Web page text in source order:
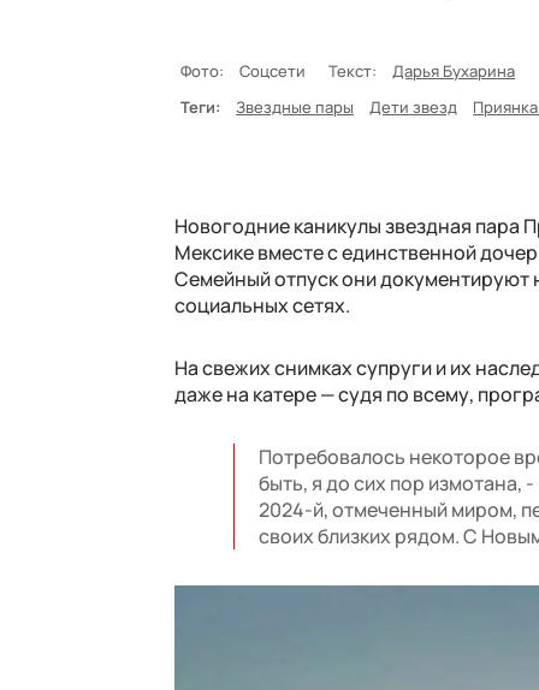
Фото: Соцсети Текст:
Дарья Бухарина
Теги:
Звездные пары Дети звезд
Новогодние каникулы звездная пара
Мексике вместе с единственной
Семейный отпуск они документируют
социальных сетях.
На свежих снимках супруги и их
даже на катере — судя по всему,
Потребовалось некоторое
быть, я до сих пор измотана,
2024-й, отмеченный миром,
своих близких рядом. С